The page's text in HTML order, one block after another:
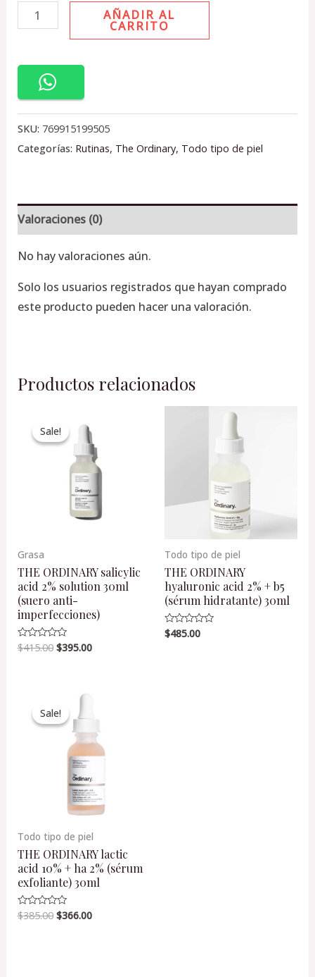
AÑADIR AL
CARRITO
SKU: 769915199505
Categorías: Rutinas, The Ordinary, Todo tipo de piel
Valoraciones (0)
No hay valoraciones aún.
Solo los usuarios registrados que hayan comprado
este producto pueden hacer una valoración.
Productos relacionados
Sale!
Sale!
Grasa
THE ORDINARY salicylic
acid 2% solution 30ml
(suero anti-
imperfecciones)
Valorado
en
$415.00
was:
$415.00.
$395.00
is:
$395.00.
Todo tipo de piel
THE ORDINARY
hyaluronic acid 2% + b5
(sérum hidratante) 30ml
Valorado
en
$485.00
Sale!
Sale!
Todo tipo de piel
THE ORDINARY lactic
acid 10% + ha 2% (sérum
exfoliante) 30ml
Valorado
en
$385.00
Original
was:
$385.00.
$366.00
$366.00.